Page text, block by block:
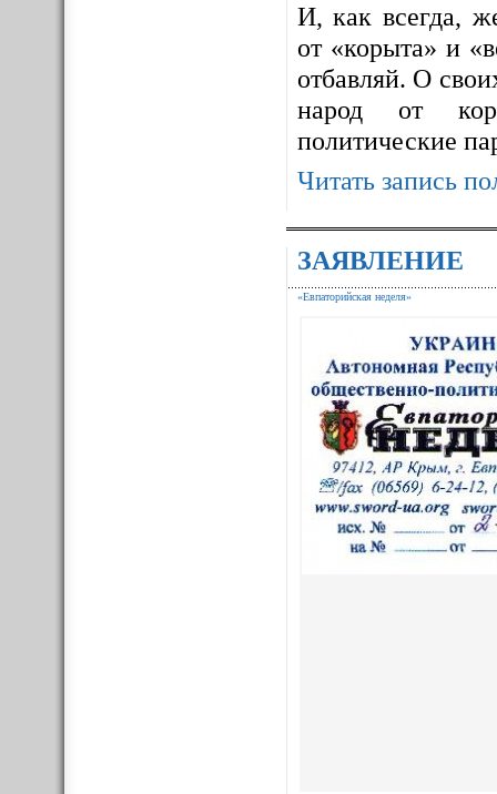
И, как всегда,
от «корыта» и
отбавляй. О
народ от
политические
Читать запись
ЗАЯВЛЕНИЕ
«Евпаторийская неделя»